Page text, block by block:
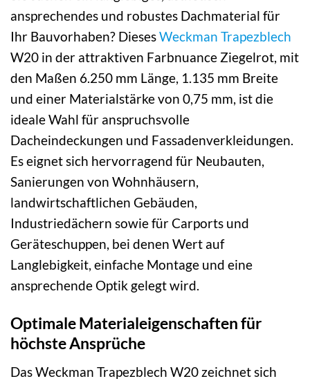
ansprechendes und robustes Dachmaterial für
Ihr Bauvorhaben? DiesesWeckman Trapezblech
W20 in der attraktiven Farbnuance Ziegelrot, mit
den Maßen 6.250 mm Länge, 1.135 mm Breite
und einer Materialstärke von 0,75 mm, ist die
ideale Wahl für anspruchsvolle
Dacheindeckungen und Fassadenverkleidungen.
Es eignet sich hervorragend für Neubauten,
Sanierungen von Wohnhäusern,
landwirtschaftlichen Gebäuden,
Industriedächern sowie für Carports und
Geräteschuppen, bei denen Wert auf
Langlebigkeit, einfache Montage und eine
ansprechende Optik gelegt wird.
Optimale Materialeigenschaften für
höchste Ansprüche
Das Weckman Trapezblech W20 zeichnet sich